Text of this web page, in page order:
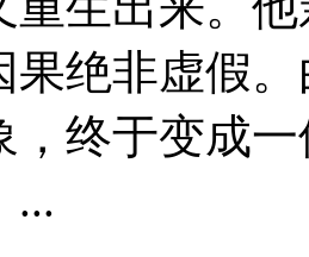
果绝非虚假
，终于变成
...